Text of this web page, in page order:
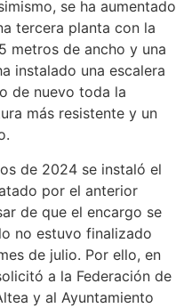
se ha aumentado
tercera planta con la
metros de ancho y una
instalado una escalera
de nuevo toda la
más resistente y un
de 2024 se instaló el
por el anterior
de que el encargo se
no estuvo finalizado
de julio. Por ello, en
a la Federación de
y al Ayuntamiento